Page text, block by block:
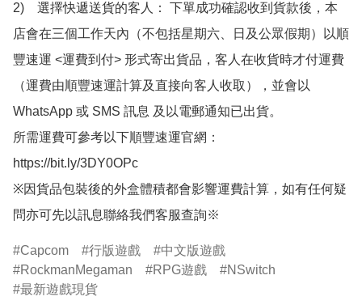
2)　選擇快遞送貨的客人： 下單成功確認收到貨款後，本
店會在三個工作天內（不包括星期六、日及公眾假期）以順
豐速運 <運費到付> 形式寄出貨品，客人在收貨時才付運費
（運費由順豐速運計算及直接向客人收取），並會以
WhatsApp 或 SMS 訊息 及以電郵通知已出貨。
所需運費可參考以下順豐速運官網：
https://bit.ly/3DY0OPc
※因貨品包裝後的外盒體積都會影響運費計算，如有任何疑
問亦可先以訊息聯絡我們客服查詢※
Capcom 行版遊戲
中文版遊戲
RockmanMegaman
RPG遊戲
NSwitch
最新遊戲現貨